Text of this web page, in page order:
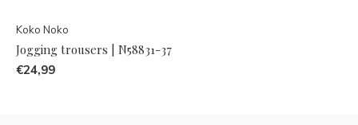
Koko Noko
Jogging trousers | N58831-37
€24,99